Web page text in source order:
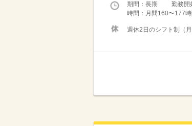
期間：長期 勤務開
時間：月間160〜177
週休2日のシフト制（